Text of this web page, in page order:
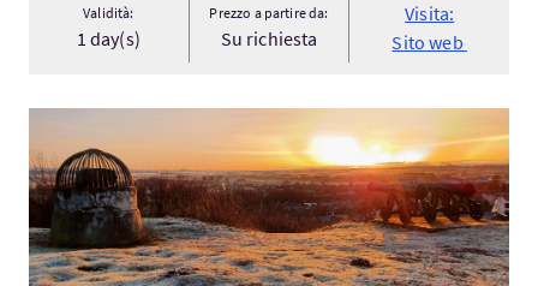
Validità:
1 day(s)
Prezzo a partire da:
Su richiesta
Visita:
Sito web